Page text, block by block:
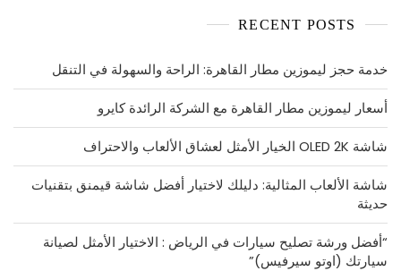
RECENT POSTS
خدمة حجز ليموزين مطار القاهرة: الراحة والسهولة في التنقل
أسعار ليموزين مطار القاهرة مع الشركة الرائدة كايرو
شاشة OLED 2K الخيار الأمثل لعشاق الألعاب والاحتراف
شاشة الألعاب المثالية: دليلك لاختيار أفضل شاشة قيمنق بتقنيات
حديثة
“أفضل ورشة تصليح سيارات في الرياض : الاختيار الأمثل لصيانة
سيارتك (اوتو سيرفيس)”